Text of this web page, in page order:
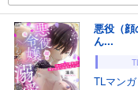
悪役（
ん...
TLマンガ